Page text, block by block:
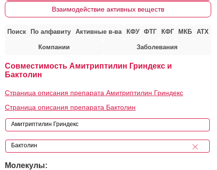
Взаимодействие активных веществ
Поиск По алфавиту Активные в-ва КФУ ФТГ КФГ МКБ АТХ
Компании Заболевания
Совместимость Амитриптилин Гриндекс и
Бактолин
Страница описания препарата Амитриптилин Гриндекс
Страница описания препарата Бактолин
Молекулы: